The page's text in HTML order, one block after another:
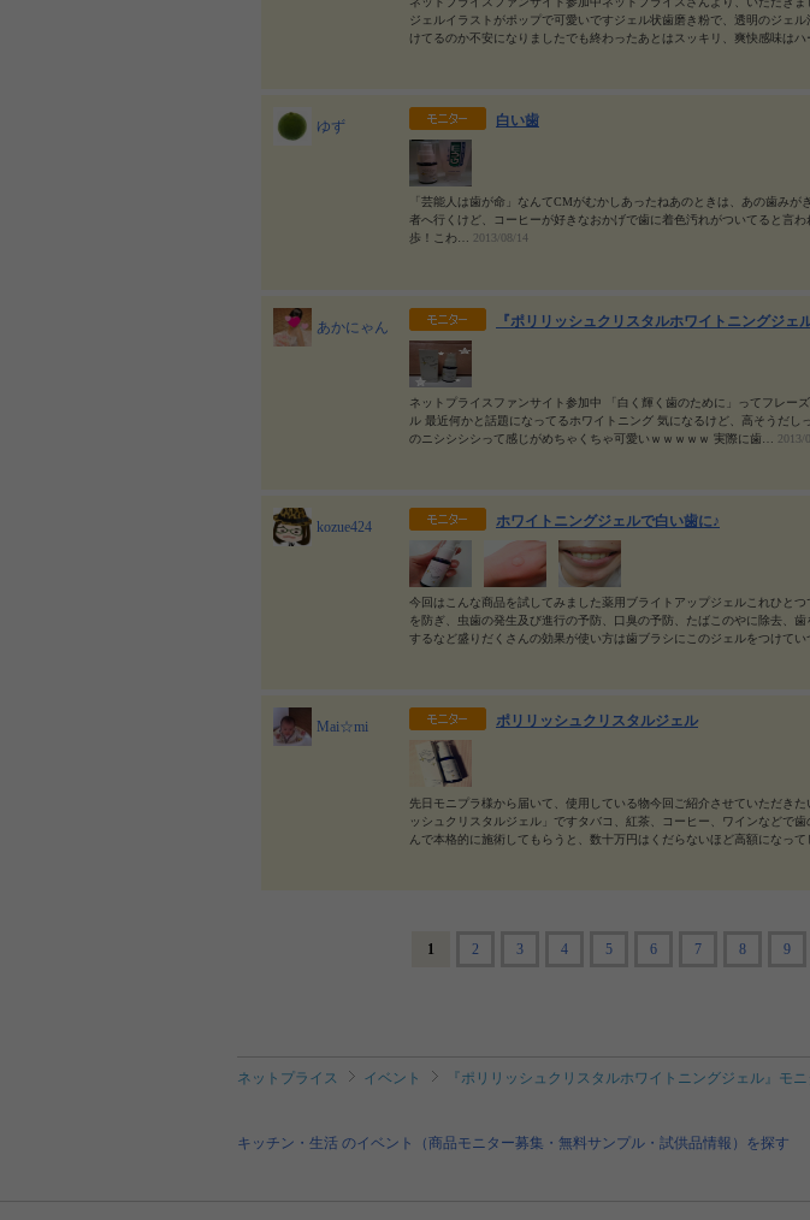
ジェルイラストがポップで可愛いですジェル状歯磨き粉で、透明のジェ
けてるのか不安になりましたでも終わったあとはスッキリ、爽快感味は
ゆず 白い歯
「芸能人は歯が命」なんてCMがむかしあったねあのときは、あの歯みが
者へ行くけど、コーヒーが好きなおかげで歯に着色汚れがついてると言
歩！こわ… 2013/08/14
あかにゃん 『ポリリッシュクリスタルホワイトニングジェル
ネットプライスファンサイト参加中 「白く輝く歯のために」ってフレー
ル 最近何かと話題になってるホワイトニング 気になるけど、高そうだし
のニシシシシって感じがめちゃくちゃ可愛いｗｗｗｗｗ 実際に歯… 2013/
kozue424 ホワイトニングジェルで白い歯に♪
今回はこんな商品を試してみました薬用ブライトアップジェルこれひと
を防ぎ、虫歯の発生及び進行の予防、口臭の予防、たばこのやに除去、
するなど盛りだくさんの効果が使い方は歯ブラシにこのジェルをつけて
Mai☆mi ポリリッシュクリスタルジェル
先日モニプラ様から届いて、使用している物今回ご紹介させていただき
ッシュクリスタルジェル」ですタバコ、紅茶、コーヒー、ワインなどで
んで本格的に施術してもらうと、数十万円はくだらないほど高額になっ
1 2 3 4 5 6 7 8 9
ネットプライス イベント 『ポリリッシュクリスタルホワイトニングジェル』モニ
キッチン・生活 のイベント（商品モニター募集・無料サンプル・試供品情報）を探す